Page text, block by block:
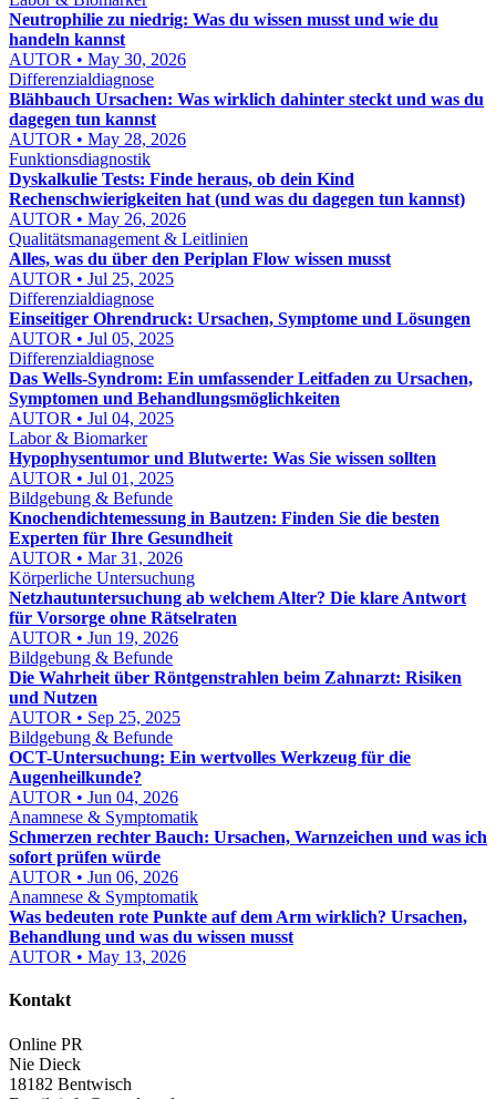
Neutrophilie zu niedrig: Was du wissen musst und wie du
handeln kannst
AUTOR • May 30, 2026
Differenzialdiagnose
Blähbauch Ursachen: Was wirklich dahinter steckt und was du
dagegen tun kannst
AUTOR • May 28, 2026
Funktionsdiagnostik
Dyskalkulie Tests: Finde heraus, ob dein Kind
Rechenschwierigkeiten hat (und was du dagegen tun kannst)
AUTOR • May 26, 2026
Qualitätsmanagement & Leitlinien
Alles, was du über den Periplan Flow wissen musst
AUTOR • Jul 25, 2025
Differenzialdiagnose
Einseitiger Ohrendruck: Ursachen, Symptome und Lösungen
AUTOR • Jul 05, 2025
Differenzialdiagnose
Das Wells-Syndrom: Ein umfassender Leitfaden zu Ursachen,
Symptomen und Behandlungsmöglichkeiten
AUTOR • Jul 04, 2025
Labor & Biomarker
Hypophysentumor und Blutwerte: Was Sie wissen sollten
AUTOR • Jul 01, 2025
Bildgebung & Befunde
Knochendichtemessung in Bautzen: Finden Sie die besten
Experten für Ihre Gesundheit
AUTOR • Mar 31, 2026
Körperliche Untersuchung
Netzhautuntersuchung ab welchem Alter? Die klare Antwort
für Vorsorge ohne Rätselraten
AUTOR • Jun 19, 2026
Bildgebung & Befunde
Die Wahrheit über Röntgenstrahlen beim Zahnarzt: Risiken
und Nutzen
AUTOR • Sep 25, 2025
Bildgebung & Befunde
OCT-Untersuchung: Ein wertvolles Werkzeug für die
Augenheilkunde?
AUTOR • Jun 04, 2026
Anamnese & Symptomatik
Schmerzen rechter Bauch: Ursachen, Warnzeichen und was ich
sofort prüfen würde
AUTOR • Jun 06, 2026
Anamnese & Symptomatik
Was bedeuten rote Punkte auf dem Arm wirklich? Ursachen,
Behandlung und was du wissen musst
AUTOR • May 13, 2026
Kontakt
Online PR
Nie Dieck
18182 Bentwisch